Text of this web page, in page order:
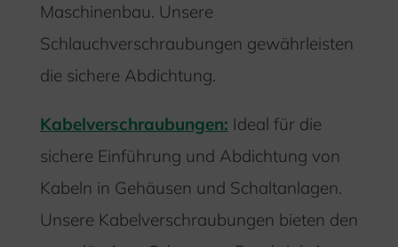
Maschinenbau. Unsere
Schlauchverschraubungen gewährleisten
die sichere Abdichtung.
Kabelverschraubungen: Ideal für die
sichere Einführung und Abdichtung von
Kabeln in Gehäusen und Schaltanlagen.
Unsere Kabelverschraubungen bieten den